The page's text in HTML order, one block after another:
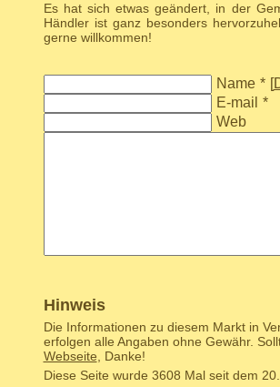
Es hat sich etwas geändert, in der
Händler ist ganz besonders
gerne willkommen!
Name * [
E-mail *
Web
Hinweis
Die Informationen zu diesem Markt in
erfolgen alle Angaben ohne Gewähr.
Webseite , Danke!
Diese Seite wurde 3608 Mal seit dem